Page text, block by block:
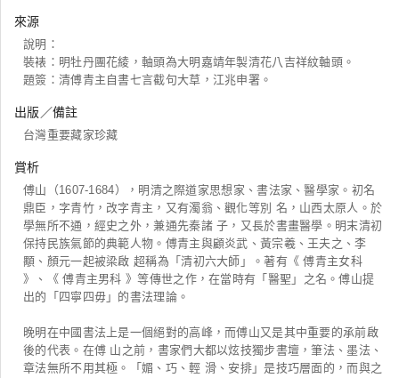
來源
說明：
裝裱：明牡丹團花綾，軸頭為大明嘉靖年製清花八吉祥紋軸頭。
題簽：清傅青主自書七言截句大草，江兆申署。
出版／備註
台灣重要藏家珍藏
賞析
傅山（1607-1684），明清之際道家思想家、書法家、醫學家。初名
鼎臣，字青竹，改字青主，又有濁翁、觀化等別 名，山西太原人。於
學無所不通，經史之外，兼通先秦諸 子，又長於書畫醫學。明末清初
保持民族氣節的典範人物。傅青主與顧炎武、黃宗羲、王夫之、李
顒、顏元一起被梁啟 超稱為「清初六大師」。著有《 傅青主女科
》、《 傅青主男科 》等傳世之作，在當時有「醫聖」之名。傅山提
出的「四寧四毋」的書法理論。
晚明在中國書法上是一個絕對的高峰，而傅山又是其中重要的承前啟
後的代表。在傅 山之前，書家們大都以炫技獨步書壇，筆法、墨法、
章法無所不用其極。「媚、巧、輕 滑、安排」是技巧層面的，而與之